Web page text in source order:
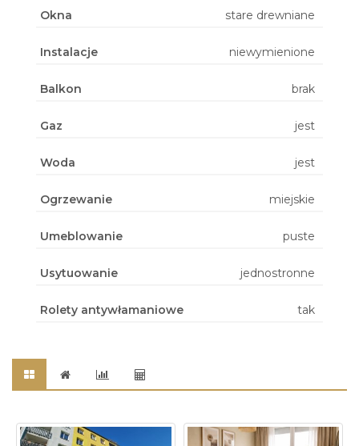
Okna stare drewniane
Instalacje niewymienione
Balkon brak
Gaz jest
Woda jest
Ogrzewanie miejskie
Umeblowanie puste
Usytuowanie jednostronne
Rolety antywłamaniowe tak